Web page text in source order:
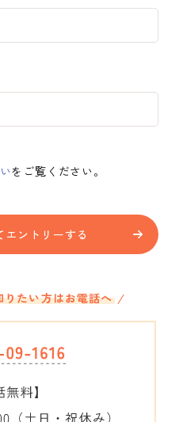
をご覧ください。
ントリーする
りたい方はお電話へ